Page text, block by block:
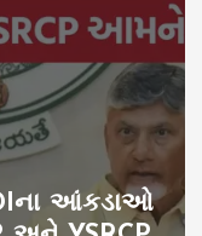
આંકડાઓ